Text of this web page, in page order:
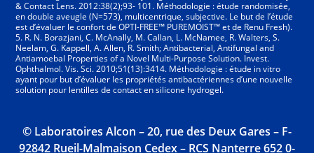
& Contact Lens. 2012:38(2);93- 101. Méthodologie : étude randomisée,
en double aveugle (N=573), multicentrique, subjective. Le but de l’étude
est d’évaluer le confort de OPTI-FREE™ PUREMOIST™ et de Renu Fresh).
5. R. N. Borazjani, C. McAnally, M. Callan, L. McNamee, R. Walters, S.
Neelam, G. Kappell, A. Allen, R. Smith; Antibacterial, Antifungal and
Antiamoebal Properties of a Novel Multi-Purpose Solution. Invest.
Ophthalmol. Vis. Sci. 2010;51(13):3414. Méthodologie : étude in vitro
ayant pour but d’évaluer les propriétés antibactériennes d’une nouvelle
solution pour lentilles de contact en silicone hydrogel.
© Laboratoires Alcon – 20, rue des Deux Gares – F-
92842 Rueil-Malmaison Cedex – RCS Nanterre 6­52 0­